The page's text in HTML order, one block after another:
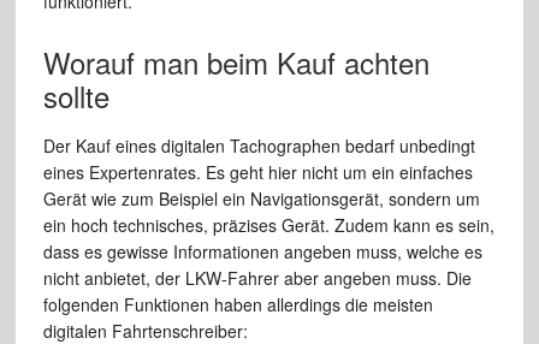
Worauf man beim Kauf achten
sollte
Der Kauf eines digitalen Tachographen bedarf unbedingt
eines Expertenrates. Es geht hier nicht um ein einfaches
Gerät wie zum Beispiel ein Navigationsgerät, sondern um
ein hoch technisches, präzises Gerät. Zudem kann es sein,
dass es gewisse Informationen angeben muss, welche es
nicht anbietet, der LKW-Fahrer aber angeben muss. Die
folgenden Funktionen haben allerdings die meisten
digitalen Fahrtenschreiber: